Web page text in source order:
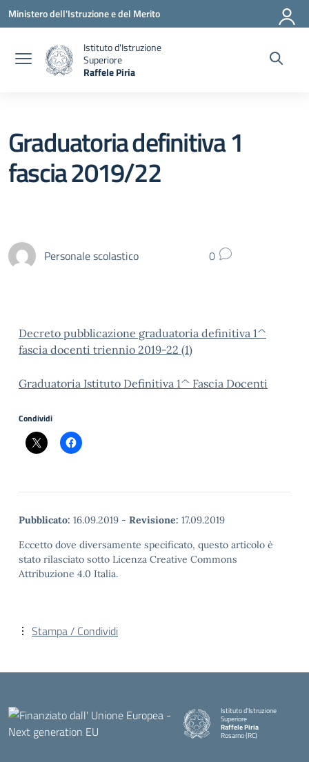
Vai ai contenuti
Vai al menu di navigazione
Vai al footer
Ministero dell'Istruzione e del Merito
Istituto d'Istruzione
Superiore
Raffele Piria
Graduatoria definitiva 1
fascia 2019/22
Personale scolastico 0
Decreto pubblicazione graduatoria definitiva 1^
fascia docenti triennio 2019-22 (1)
Graduatoria Istituto Definitiva 1^ Fascia Docenti
Condividi
Pubblicato: 16.09.2019 - Revisione: 17.09.2019
Eccetto dove diversamente specificato, questo articolo è
stato rilasciato sotto Licenza Creative Commons
Attribuzione 4.0 Italia.
Stampa / Condividi
Istituto d'Istruzione
Superiore
Raffele Piria
Rosarno (RC)